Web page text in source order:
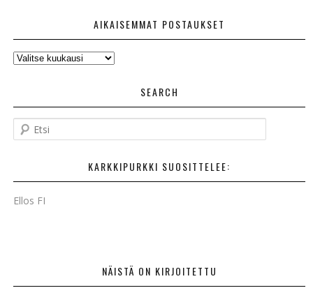
AIKAISEMMAT POSTAUKSET
AIKAISEMMAT
SEARCH
t
KARKKIPURKKI SUOSITTELEE:
Ellos FI
NÄISTÄ ON KIRJOITETTU